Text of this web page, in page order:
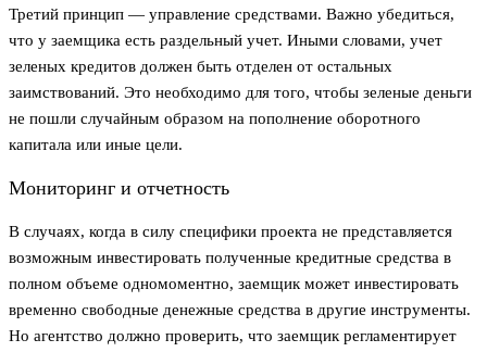
Третий принцип — управление средствами. Важно убедиться,
что у заемщика есть раздельный учет. Иными словами, учет
зеленых кредитов должен быть отделен от остальных
заимствований. Это необходимо для того, чтобы зеленые деньги
не пошли случайным образом на пополнение оборотного
капитала или иные цели.
Мониторинг и отчетность
В случаях, когда в силу специфики проекта не представляется
возможным инвестировать полученные кредитные средства в
полном объеме одномоментно, заемщик может инвестировать
временно свободные денежные средства в другие инструменты.
Но агентство должно проверить, что заемщик регламентирует